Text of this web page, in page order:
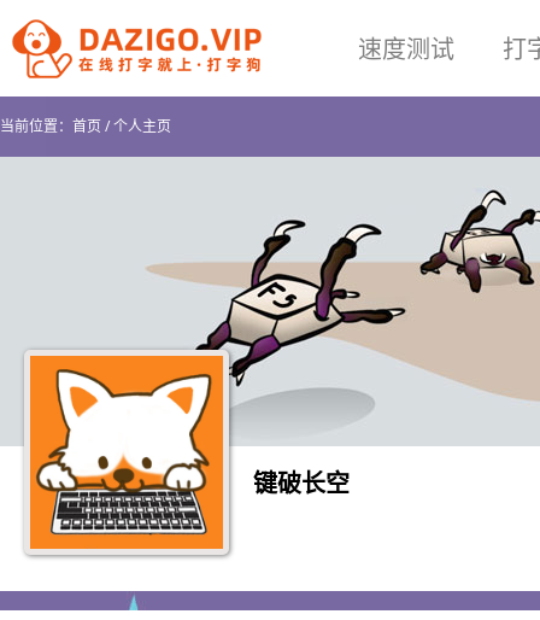
速度测试 打
当前位置： 首页/个人主页
键破长空